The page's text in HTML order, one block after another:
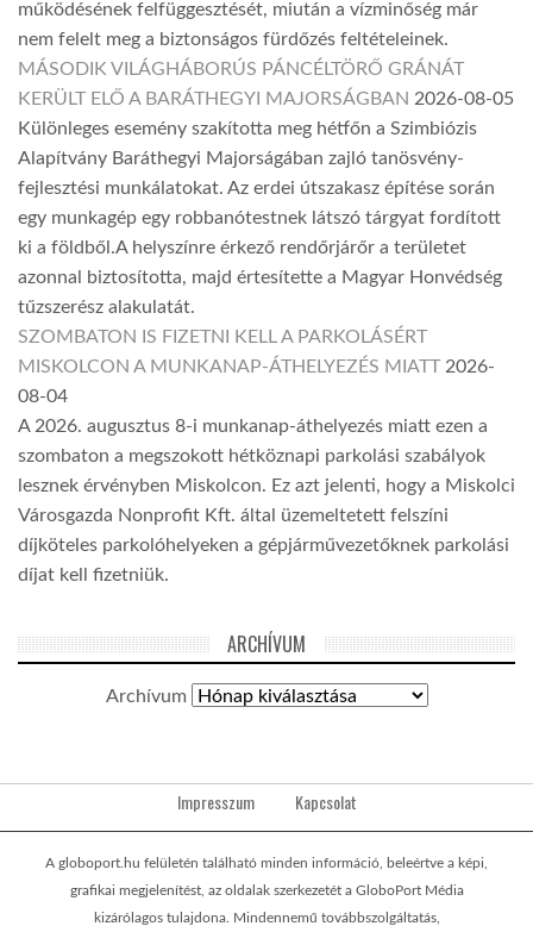
működésének felfüggesztését, miután a vízminőség már
nem felelt meg a biztonságos fürdőzés feltételeinek.
MÁSODIK VILÁGHÁBORÚS PÁNCÉLTÖRŐ GRÁNÁT
KERÜLT ELŐ A BARÁTHEGYI MAJORSÁGBAN 2026-08-05
Különleges esemény szakította meg hétfőn a Szimbiózis
Alapítvány Baráthegyi Majorságában zajló tanösvény-
fejlesztési munkálatokat. Az erdei útszakasz építése során
egy munkagép egy robbanótestnek látszó tárgyat fordított
ki a földből.A helyszínre érkező rendőrjárőr a területet
azonnal biztosította, majd értesítette a Magyar Honvédség
tűzszerész alakulatát.
SZOMBATON IS FIZETNI KELL A PARKOLÁSÉRT
MISKOLCON A MUNKANAP-ÁTHELYEZÉS MIATT 2026-
08-04
A 2026. augusztus 8-i munkanap-áthelyezés miatt ezen a
szombaton a megszokott hétköznapi parkolási szabályok
lesznek érvényben Miskolcon. Ez azt jelenti, hogy a Miskolci
Városgazda Nonprofit Kft. által üzemeltetett felszíni
díjköteles parkolóhelyeken a gépjárművezetőknek parkolási
díjat kell fizetniük.
ARCHÍVUM
Archívum
Impresszum Kapcsolat
A globoport.hu felületén található minden információ, beleértve a képi,
grafikai megjelenítést, az oldalak szerkezetét a GloboPort Média
kizárólagos tulajdona. Mindennemű továbbszolgáltatás,